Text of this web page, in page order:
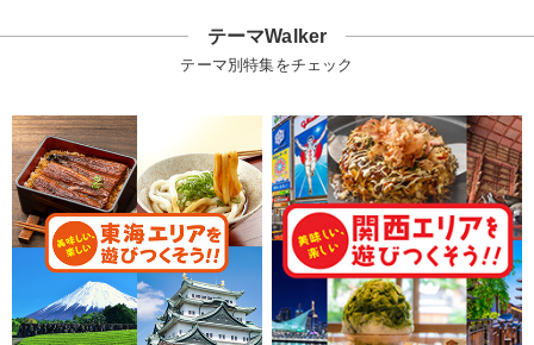
テーマWalker
テーマ別特集をチェック